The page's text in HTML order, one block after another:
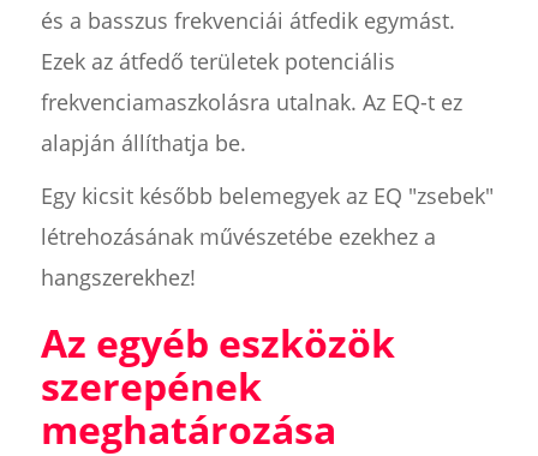
és a basszus frekvenciái átfedik egymást.
Ezek az átfedő területek potenciális
frekvenciamaszkolásra utalnak. Az EQ-t ez
alapján állíthatja be.
Egy kicsit később belemegyek az EQ "zsebek"
létrehozásának művészetébe ezekhez a
hangszerekhez!
Az egyéb eszközök
szerepének
meghatározása